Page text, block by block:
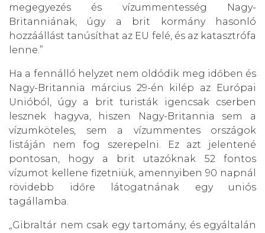
megegyezés és vízummentesség Nagy-
Britanniának, úgy a brit kormány hasonló
hozzáállást tanúsíthat az EU felé, és az katasztrófa
lenne.”
Ha a fennálló helyzet nem oldódik meg időben és
Nagy-Britannia március 29-én kilép az Európai
Unióból, úgy a brit turisták igencsak cserben
lesznek hagyva, hiszen Nagy-Britannia sem a
vízumköteles, sem a vízummentes országok
listáján nem fog szerepelni. Ez azt jelentené
pontosan, hogy a brit utazóknak 52 fontos
vízumot kellene fizetniük, amennyiben 90 napnál
rövidebb időre látogatnának egy uniós
tagállamba.
„Gibraltár nem csak egy tartomány, és egyáltalán